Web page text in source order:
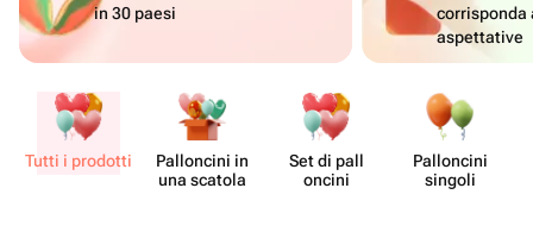
in 30 paesi
corrisponda
aspettative
Tutti i prodotti
Pall​oncini in
una scatola
Set di pall​
oncini
Pall​oncini
singoli